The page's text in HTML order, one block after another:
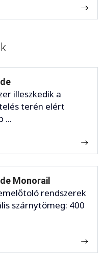
illeszkedik a
terén elért
...
Monorail
rendszerek
szárnytömeg: 400